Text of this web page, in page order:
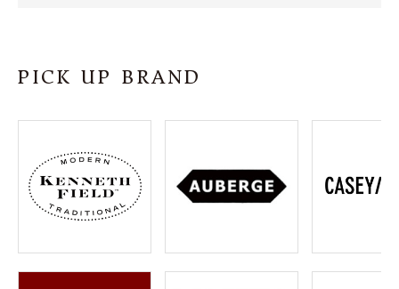
INFORMATION
ご利用ガイド
プライバシーポリシー
特定商取引法について
お問い合わせ
OFFICIAL WEB SITE
PICK UP BRAND